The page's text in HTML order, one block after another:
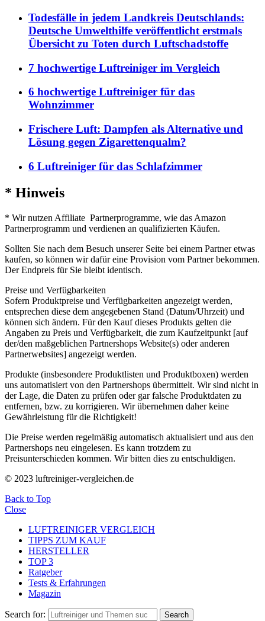
Todesfälle in jedem Landkreis Deutschlands:
Deutsche Umwelthilfe veröffentlicht erstmals
Übersicht zu Toten durch Luftschadstoffe
7 hochwertige Luftreiniger im Vergleich
6 hochwertige Luftreiniger für das
Wohnzimmer
Frischere Luft: Dampfen als Alternative und
Lösung gegen Zigarettenqualm?
6 Luftreiniger für das Schlafzimmer
* Hinweis
* Wir nutzen Affiliate Partnerprogramme, wie das Amazon
Partnerprogramm und verdienen an qualifizierten Käufen.
Sollten Sie nach dem Besuch unserer Seite bei einem Partner etwas
kaufen, so können wir dafür eine Provision vom Partner bekommen.
Der Endpreis für Sie bleibt identisch.
Preise und Verfügbarkeiten
Sofern Produktpreise und Verfügbarkeiten angezeigt werden,
entsprechen diese dem angegebenen Stand (Datum/Uhrzeit) und
können sich ändern. Für den Kauf dieses Produkts gelten die
Angaben zu Preis und Verfügbarkeit, die zum Kaufzeitpunkt [auf
der/den maßgeblichen Partnershops Website(s) oder anderen
Partnerwebsites] angezeigt werden.
Produkte (insbesondere Produktlisten und Produktboxen) werden
uns automatisiert von den Partnershops übermittelt. Wir sind nicht in
der Lage, die Daten zu prüfen oder gar falsche Produktdaten zu
entfernen, bzw. zu korrigieren. Wir übernehmen daher keine
Gewährleistung für die Richtigkeit!
Die Preise werden regelmäßig automatisch aktualisiert und aus den
Partnershops neu eingelesen. Es kann trotzdem zu
Preisunterschieden kommen. Wir bitten dies zu entschuldigen.
© 2023 luftreiniger-vergleichen.de
Back to Top
Close
LUFTREINIGER VERGLEICH
TIPPS ZUM KAUF
HERSTELLER
TOP 3
Ratgeber
Tests & Erfahrungen
Magazin
Search for: Search